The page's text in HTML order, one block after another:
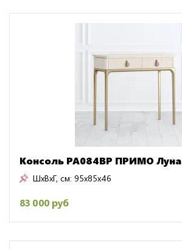
Консоль PA084BP ПРИМО Луна
ШxВxГ, см: 95x85x46
83 000 руб